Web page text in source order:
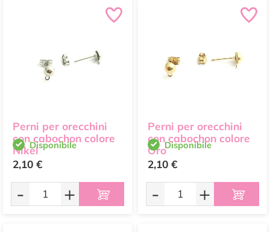
Perni per orecchini
con cabochon colore
NikelDisponibile
2,10 €
- +
Perni per orecchini
con cabochon colore
OroDisponibile
2,10 €
- +